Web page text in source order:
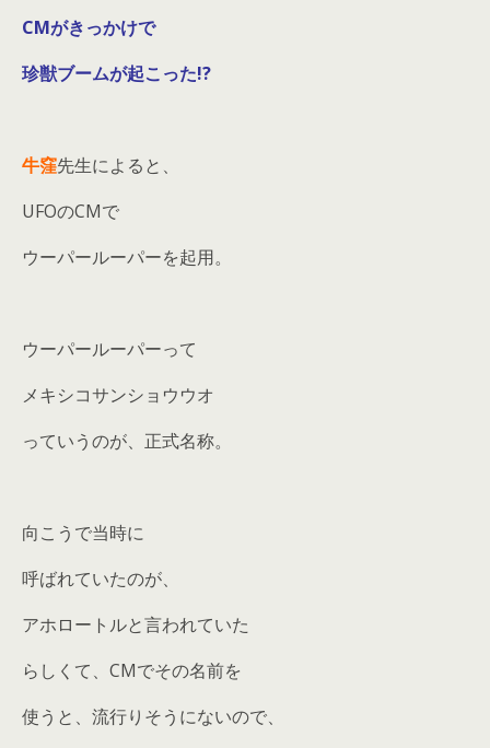
CMがきっかけで
珍獣ブームが起こった!?
牛窪先生によると、
UFOのCMで
ウーパールーパーを起用。
ウーパールーパーって
メキシコサンショウウオ
っていうのが、正式名称。
向こうで当時に
呼ばれていたのが、
アホロートルと言われていた
らしくて、CMでその名前を
使うと、流行りそうにないので、